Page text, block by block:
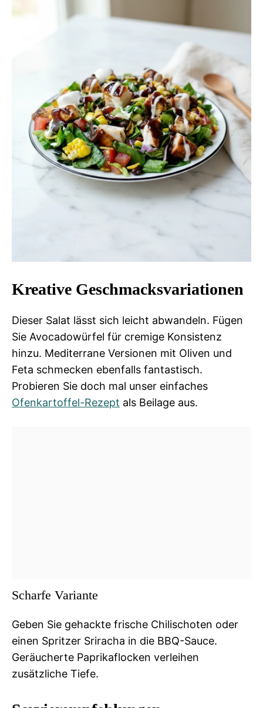
Kreative Geschmacksvariationen
Dieser Salat lässt sich leicht abwandeln. Fügen
Sie Avocadowürfel für cremige Konsistenz
hinzu. Mediterrane Versionen mit Oliven und
Feta schmecken ebenfalls fantastisch.
Probieren Sie doch mal unser einfaches
Ofenkartoffel-Rezept als Beilage aus.
Scharfe Variante
Geben Sie gehackte frische Chilischoten oder
einen Spritzer Sriracha in die BBQ-Sauce.
Geräucherte Paprikaflocken verleihen
zusätzliche Tiefe.